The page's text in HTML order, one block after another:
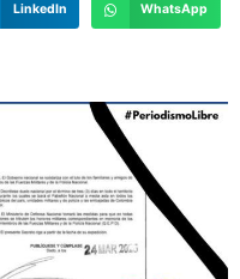
LinkedIn WhatsApp